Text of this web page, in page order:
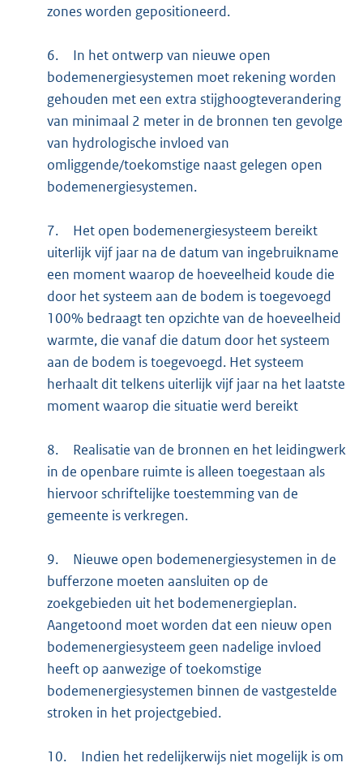
zones worden gepositioneerd.
6.
In het ontwerp van nieuwe open
bodemenergiesystemen moet rekening worden
gehouden met een extra stijghoogteverandering
van minimaal 2 meter in de bronnen ten gevolge
van hydrologische invloed van
omliggende/toekomstige naast gelegen open
bodemenergiesystemen.
7.
Het open bodemenergiesysteem bereikt
uiterlijk vijf jaar na de datum van ingebruikname
een moment waarop de hoeveelheid koude die
door het systeem aan de bodem is toegevoegd
100% bedraagt ten opzichte van de hoeveelheid
warmte, die vanaf die datum door het systeem
aan de bodem is toegevoegd. Het systeem
herhaalt dit telkens uiterlijk vijf jaar na het laatste
moment waarop die situatie werd bereikt
8.
Realisatie van de bronnen en het leidingwerk
in de openbare ruimte is alleen toegestaan als
hiervoor schriftelijke toestemming van de
gemeente is verkregen.
9.
Nieuwe open bodemenergiesystemen in de
bufferzone moeten aansluiten op de
zoekgebieden uit het bodemenergieplan.
Aangetoond moet worden dat een nieuw open
bodemenergiesysteem geen nadelige invloed
heeft op aanwezige of toekomstige
bodemenergiesystemen binnen de vastgestelde
stroken in het projectgebied.
10.
Indien het redelijkerwijs niet mogelijk is om